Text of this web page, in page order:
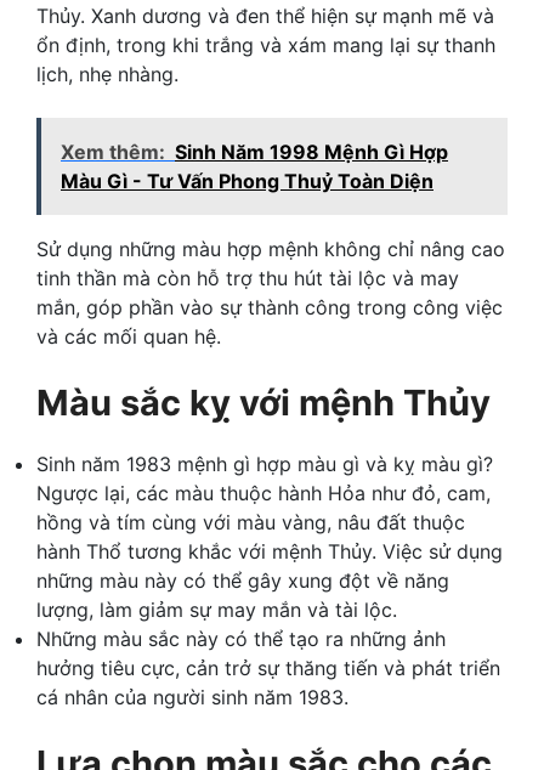
Thủy. Xanh dương và đen thể hiện sự mạnh mẽ và
ổn định, trong khi trắng và xám mang lại sự thanh
lịch, nhẹ nhàng.
Xem thêm: Sinh Năm 1998 Mệnh Gì Hợp
Màu Gì - Tư Vấn Phong Thuỷ Toàn Diện
Sử dụng những màu hợp mệnh không chỉ nâng cao
tinh thần mà còn hỗ trợ thu hút tài lộc và may
mắn, góp phần vào sự thành công trong công việc
và các mối quan hệ.
Màu sắc kỵ với mệnh Thủy
Sinh năm 1983 mệnh gì hợp màu gì và kỵ màu gì?
Ngược lại, các màu thuộc hành Hỏa như đỏ, cam,
hồng và tím cùng với màu vàng, nâu đất thuộc
hành Thổ tương khắc với mệnh Thủy. Việc sử dụng
những màu này có thể gây xung đột về năng
lượng, làm giảm sự may mắn và tài lộc.
Những màu sắc này có thể tạo ra những ảnh
hưởng tiêu cực, cản trở sự thăng tiến và phát triển
cá nhân của người sinh năm 1983.